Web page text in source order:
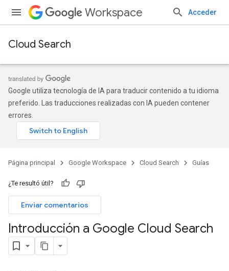
Workspace Acceder
Cloud Search
Google utiliza tecnología de IA para traducir contenido a tu idioma
preferido. Las traducciones realizadas con IA pueden contener
errores.
Página principal Google Workspace Cloud Search Guías
¿Te resultó útil?
Enviar comentarios
Introducción a Google Cloud Search